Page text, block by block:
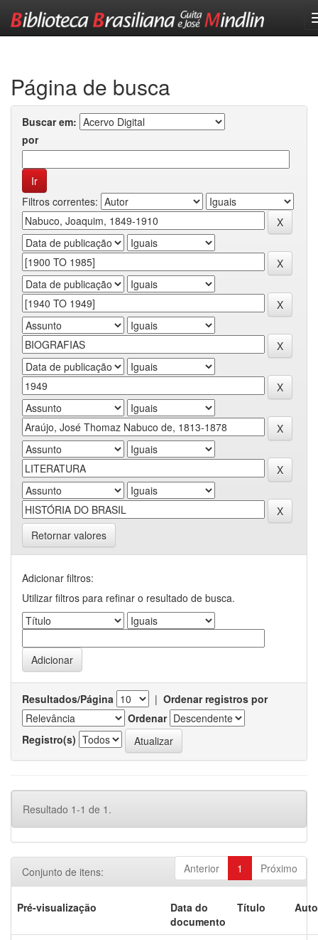
Página de busca
Buscar em:
por
Filtros correntes:
Retornar valores
Adicionar filtros:
Utilizar filtros para refinar o resultado de busca.
Resultados/Página | Ordenar registros por
Ordenar
Registro(s)
Resultado 1-1 de 1.
Anterior 1 Próximo
Conjunto de itens:
Pré-visualização
Data do
documento
Título